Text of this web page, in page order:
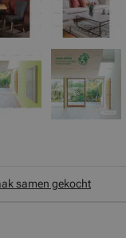
samen gekocht